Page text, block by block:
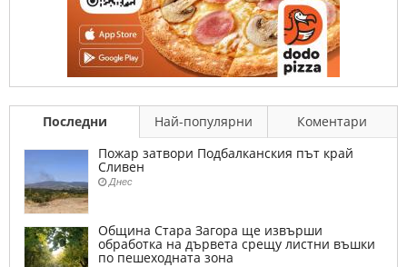
Последни Най-популярни
Коментари
Пожар затвори Подбалканския път край
Сливен
Днес
Община Стара Загора ще извърши
обработка на дървета срещу листни въшки
по пешеходната зона